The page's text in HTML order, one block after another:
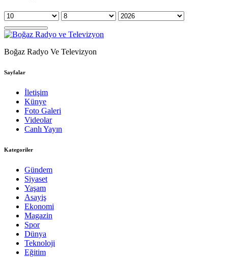
Boğaz Radyo Ve Televizyon
Sayfalar
İletişim
Künye
Foto Galeri
Videolar
Canlı Yayın
Kategoriler
Gündem
Siyaset
Yaşam
Asayiş
Ekonomi
Magazin
Spor
Dünya
Teknoloji
Eğitim